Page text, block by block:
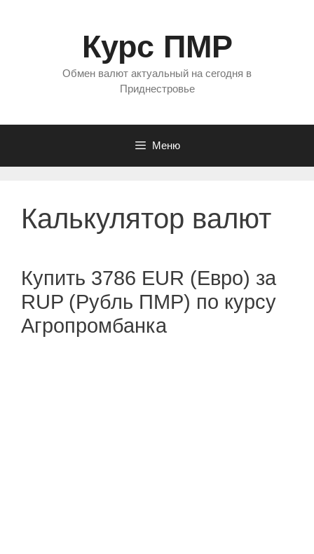
Курс ПМР
Обмен валют актуальный на сегодня в
Приднестровье
Меню
Калькулятор валют
Купить 3786 EUR (Евро) за
RUP (Рубль ПМР) по курсу
Агропромбанка